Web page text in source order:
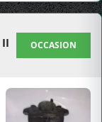
II
OCCASION